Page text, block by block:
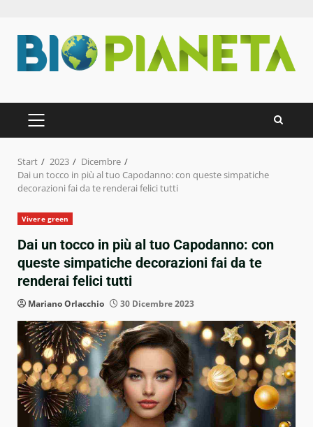
Inhalt
springen
PRIMÄRES
MENÜ
Start 2023
Dicembre
Dai un tocco in più al tuo Capodanno: con queste simpatiche
decorazioni fai da te renderai felici tutti
Vivere green
Dai un tocco in più al tuo Capodanno: con
queste simpatiche decorazioni fai da te
renderai felici tutti
Mariano Orlacchio 30 Dicembre 2023